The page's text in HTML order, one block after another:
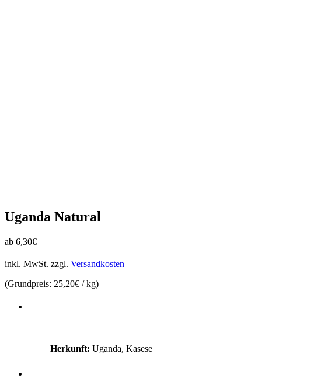
Uganda Natural
ab 6,30€
inkl. MwSt. zzgl. Versandkosten
(Grundpreis: 25,20€ /kg)
Herkunft: Uganda, Kasese